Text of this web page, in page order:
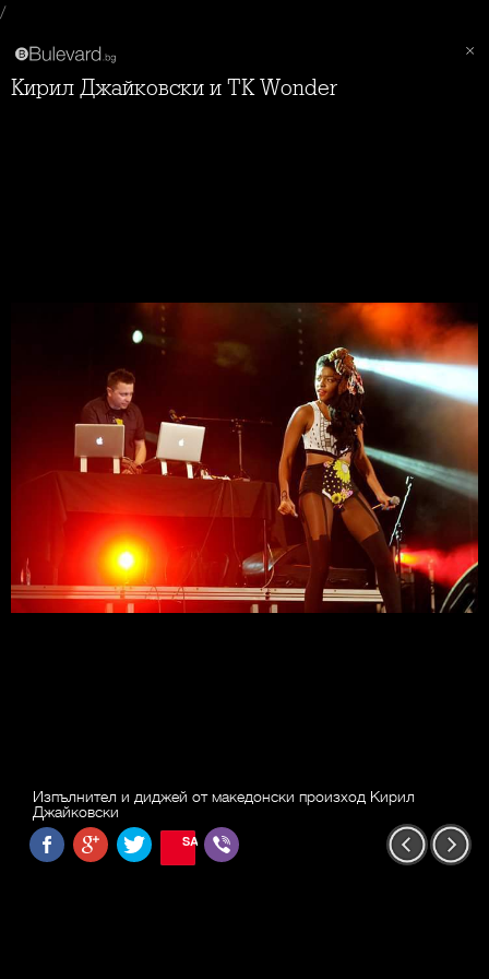
/
Кирил Джайковски и TK Wonder
Изпълнител и диджей от македонски произход Кирил
Джайковски
SAVE